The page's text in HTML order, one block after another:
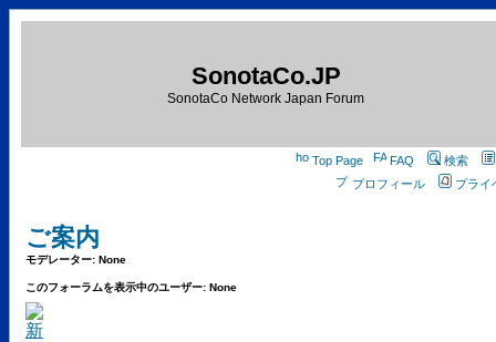
SonotaCo.JP
SonotaCo Network Japan Forum
Top Page FAQ
検索
プロフィール
プライ
ご案内
モデレーター: None
このフォーラムを表示中のユーザー: None